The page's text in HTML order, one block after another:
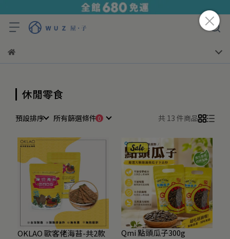
休閒零食
預設排序 所有篩選條件 共 13 件商品
OKLAO 歐客佬海苔-共2款
Qmi 點頭瓜子300g